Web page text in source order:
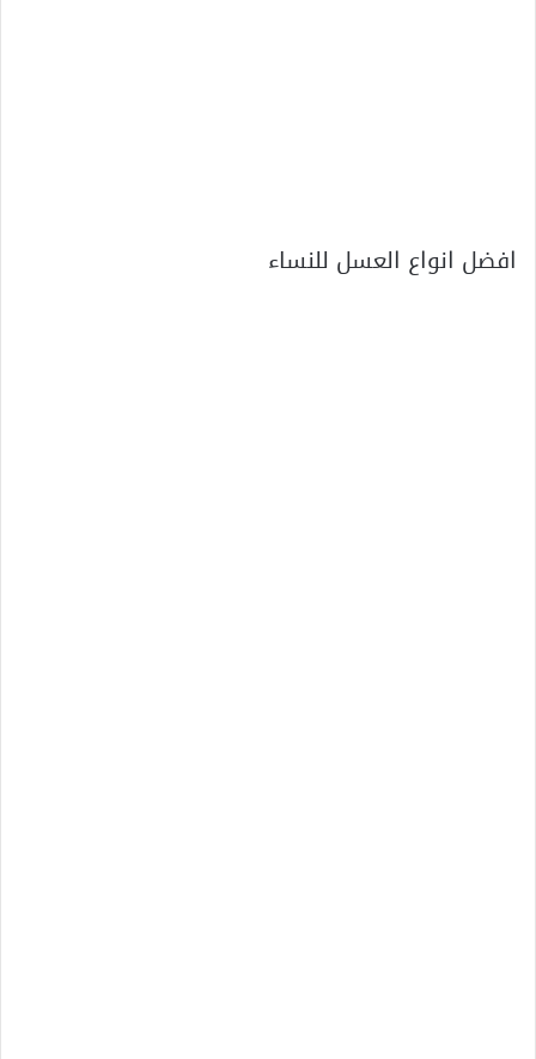
افضل انواع العسل للنساء